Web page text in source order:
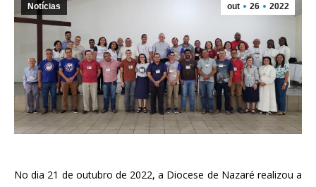
out 26 2022
Notícias
No dia 21 de outubro de 2022, a Diocese de Nazaré realizou a